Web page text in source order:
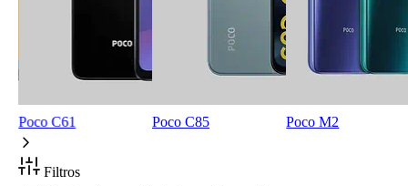
Poco C61 Poco C85 Poco M2
Filtros